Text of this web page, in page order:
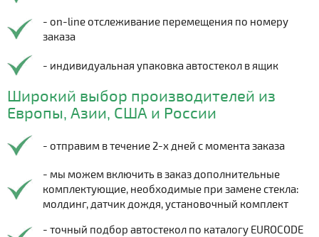
- on-line отслеживание перемещения по номеру
заказа
- индивидуальная упаковка автостекол в ящик
Широкий выбор производителей из
Европы, Азии, США и России
- отправим в течение 2-х дней с момента заказа
- мы можем включить в заказ дополнительные
комплектующие, необходимые при замене стекла:
молдинг, датчик дождя, установочный комплект
- точный подбор автостекол по каталогу EUROCODE